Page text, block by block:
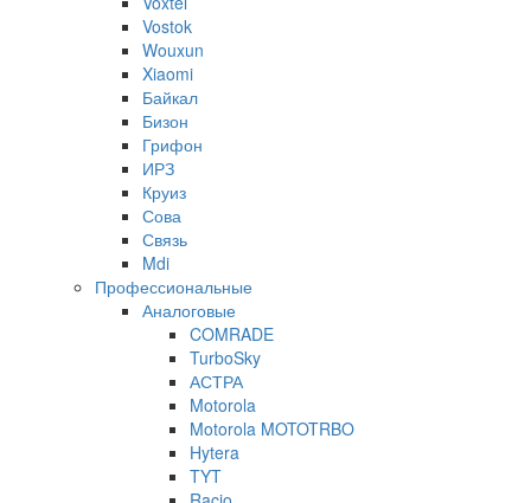
Vostok
Wouxun
Xiaomi
Байкал
Бизон
Грифон
ИРЗ
Круиз
Сова
Связь
Mdi
Профессиональные
Аналоговые
COMRADE
TurboSky
АСТРА
Motorola
Motorola MOTOTRBO
Hytera
TYT